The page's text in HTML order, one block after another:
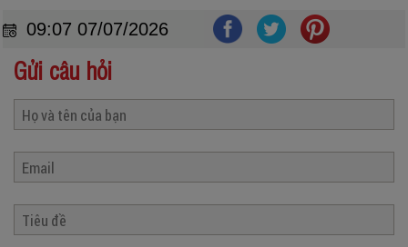
09:07 07/07/2026
Gửi câu hỏi